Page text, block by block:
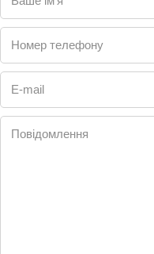
Номер телефону
E-mail
Повідомлення